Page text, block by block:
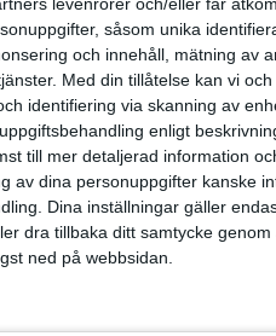
såsom unika
och innehåll, mätning av
Med din tillåtelse kan vi
identifiering via skanning av
enligt
till mer detaljerad information
av dina personuppgifter kanske
Dina inställningar gäller
dra tillbaka ditt samtycke
ned på webbsidan.
nämns
Kan ni ge exempel?
B, Kastriktningar,
ska fördela dem på
speciell typ av duva eller
av duvans /
enligt följande: